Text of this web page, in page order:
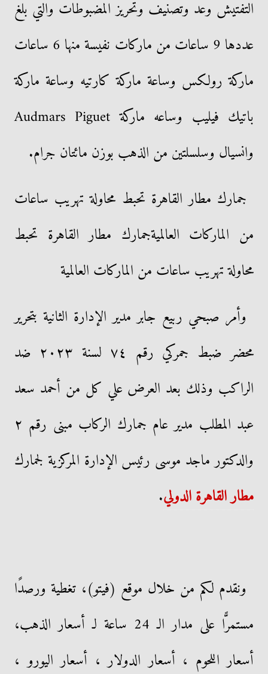
التفتيش وعد وتصنيف وتحريز المضبوطات والتي بلغ
عددها 9 ساعات من ماركات نفيسة منها 6 ساعات
ماركة رولكس وساعة ماركة كارتيه وساعة ماركة
باتيك فيليب وساعه ماركة Audmars Piguet
وانسيال وسلسلتين من الذهب بوزن مائتان جرام.
جمارك مطار القاهرة تحبط محاولة تهريب ساعات
من الماركات العالميةجمارك مطار القاهرة تحبط
محاولة تهريب ساعات من الماركات العالمية
وأمر صبحي ربيع جابر مدير الإدارة الثانية بتحرير
محضر ضبط جمركي رقم ٧٤ لسنة ٢٠٢٣ ضد
الراكب وذلك بعد العرض علي كل من أحمد سعد
عبد المطلب مدير عام جمارك الركاب مبنى رقم ٢
والدكتور ماجد موسى رئيس الإدارة المركزية لجمارك
مطار القاهرة الدولي.
ونقدم لكم من خلال موقع (فيتو)، تغطية ورصدًا
مستمرًّا على مدار الـ 24 ساعة لـ أسعار الذهب،
أسعار اللحوم ، أسعار الدولار ، أسعار اليورو ،